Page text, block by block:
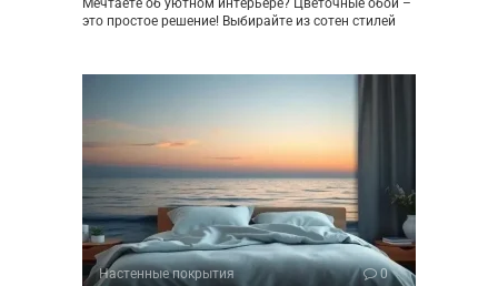
Мечтаете об уютном интерьере? Цветочные обои –
это простое решение! Выбирайте из сотен стилей
Настенные покрытия 0